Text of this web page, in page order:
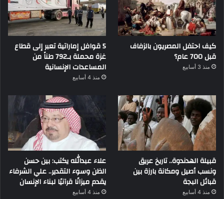
كيف احتفل المصريون بالزفاف
قبل 700 عام؟
منذ 3 أسابيع
5 قوافل إماراتية تعبر إلى قطاع
غزة محملة بـ792 طناً من
المساعدات الإنسانية
منذ 4 أسابيع
قبيلة الهدندوة.. تاريخ عريق
ونسب أصيل ومكانة بارزة بين
قبائل البجة
منذ 4 أسابيع
علاء عبدالله يكتب: بين حسن
الظن وسوء التقدير.. علي الشرفاء
يقدم ميزانًا قرآنيًا لبناء الإنسان
منذ 4 أسابيع